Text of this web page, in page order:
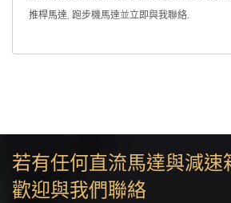
推桿馬達 跑步機馬達並立即與我聯絡
若有任何直流馬達與減速
歡迎與我們聯絡